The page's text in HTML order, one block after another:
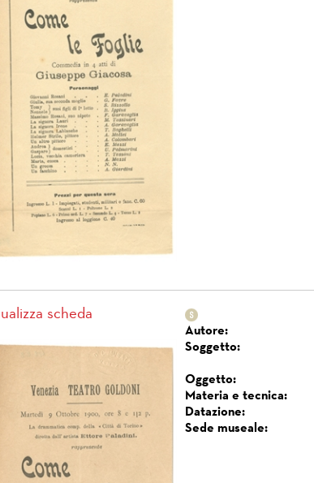
scheda
Autore:
Soggetto:
Oggetto:
Materia e tecnica:
Datazione:
Sede museale: